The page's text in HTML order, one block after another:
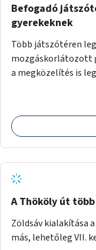
Befogadó
gyerekeknek
Több játszótéren
mozgáskorlátozott
a megközelítés is
A Thököly út
Zöldsáv kialakítása
más, lehetőleg VII.